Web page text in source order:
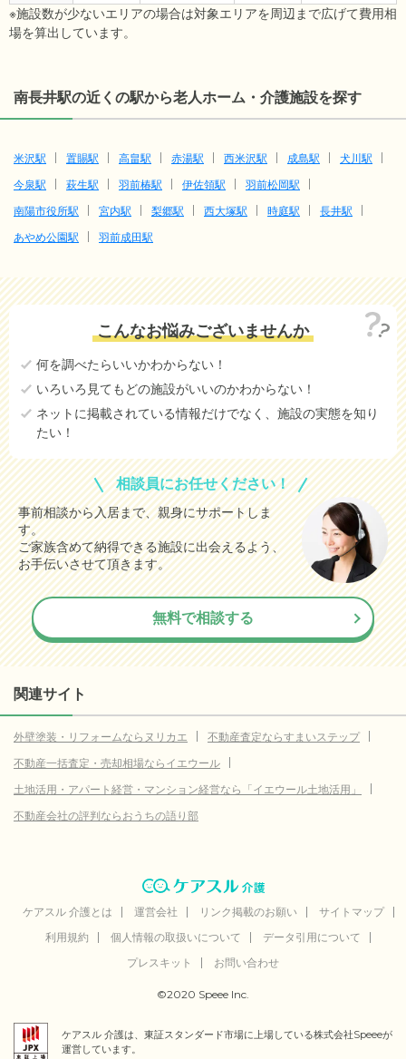
※施設数が少ないエリアの場合は対象エリアを周辺まで広げて費用相
場を算出しています。
南長井駅の近くの駅から老人ホーム・介護施設を探す
米沢駅 置賜駅 高畠駅 赤湯駅 西米沢駅 成島駅
犬川駅
今泉駅
萩生駅 羽前椿駅 伊佐領駅
羽前松岡駅
南陽市役所駅
宮内駅 梨郷駅 西大塚駅 時庭駅
長井駅
あやめ公園駅
羽前成田駅
こんなお悩みございませんか
何を調べたらいいかわからない！
いろいろ見てもどの施設がいいのかわからない！
ネットに掲載されている情報だけでなく、施設の実態を知り
たい！
相談員にお任せください！
事前相談から入居まで、親身にサポートしま
す。
ご家族含めて納得できる施設に出会えるよう、
お手伝いさせて頂きます。
無料で相談する
関連サイト
外壁塗装・リフォームならヌリカエ
不動産査定ならすまいステップ
不動産一括査定・売却相場ならイエウール
土地活用・アパート経営・マンション経営なら「イエウール土地活用」
不動産会社の評判ならおうちの語り部
ケアスル 介護とは 運営会社 リンク掲載のお願い
サイトマップ
利用規約
個人情報の取扱いについて
データ引用について
プレスキット
お問い合わせ
©2020 Speee Inc.
ケアスル 介護は、東証スタンダード市場に上場している株式会社Speeeが
運営しています。